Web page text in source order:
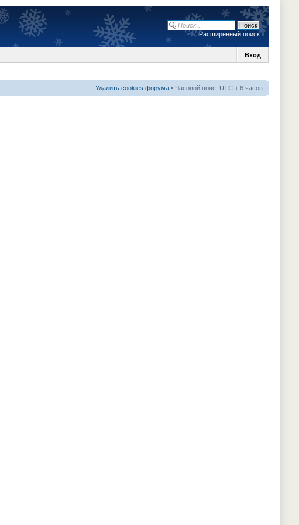
Расширенный поиск
Вход
Удалить cookies форума • Часовой пояс: UTC + 6 часов